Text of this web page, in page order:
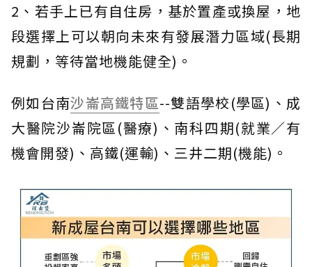
2、若手上已有自住房，基於置產或換屋，地
段選擇上可以朝向未來有發展潛力區域(長期
規劃，等待當地機能健全)。
例如台南沙崙高鐵特區--雙語學校(學區)、成
大醫院沙崙院區(醫療)、南科四期(就業／有
機會開發)、高鐵(運輸)、三井二期(機能)。